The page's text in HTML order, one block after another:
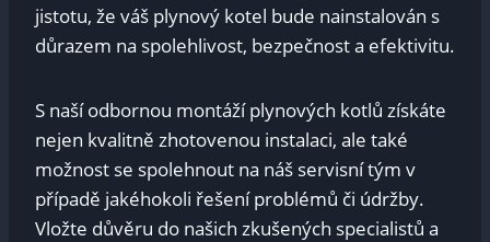
jistotu, že váš plynový kotel bude nainstalován s
důrazem na spolehlivost, bezpečnost a efektivitu.
S naší odbornou montáží plynových kotlů získáte
nejen kvalitně zhotovenou instalaci, ale také
možnost se spolehnout na náš servisní tým v
případě jakéhokoli řešení problémů či údržby.
Vložte důvěru do našich zkušených specialistů a